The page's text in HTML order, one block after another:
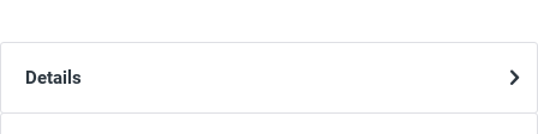
Details